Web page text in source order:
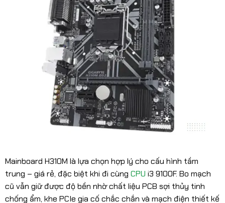
Mainboard H310M là lựa chọn hợp lý cho cấu hình tầm
trung – giá rẻ, đặc biệt khi đi cùng CPU i3 9100F. Bo mạch
cũ vẫn giữ được độ bền nhờ chất liệu PCB sợi thủy tinh
chống ẩm, khe PCIe gia cố chắc chắn và mạch điện thiết kế